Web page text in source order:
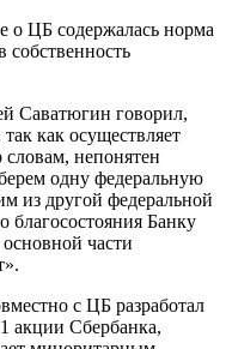
о ЦБ содержалась норма
собственность
Саватюгин говорил,
как осуществляет
непонятен
одну федеральную
из другой федеральной
благосостояния Банку
части
с ЦБ разработал
акции Сбербанка,